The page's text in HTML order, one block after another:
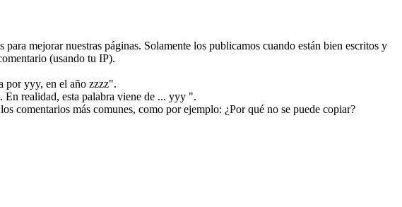
mejorar nuestras páginas. Solamente los publicamos cuando están bien escritos y
(usando tu IP).
por yyy, en el año zzzz".
realidad, esta palabra viene de ... yyy ".
comentarios más comunes, como por ejemplo: ¿Por qué no se puede copiar?